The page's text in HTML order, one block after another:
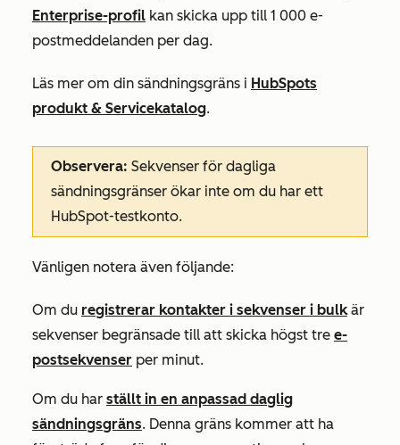
Enterprise-profil kan skicka upp till 1 000 e-
postmeddelanden per dag.
Läs mer om din sändningsgräns i HubSpots
produkt & Servicekatalog.
Observera: Sekvenser för dagliga
sändningsgränser ökar inte om du har ett
HubSpot-testkonto.
Vänligen notera även följande:
Om du registrerar kontakter i sekvenser i bulkär
sekvenser begränsade till att skicka högst tre e-
postsekvenser per minut.
Om du har ställt in en anpassad daglig
sändningsgräns. Denna gräns kommer att ha